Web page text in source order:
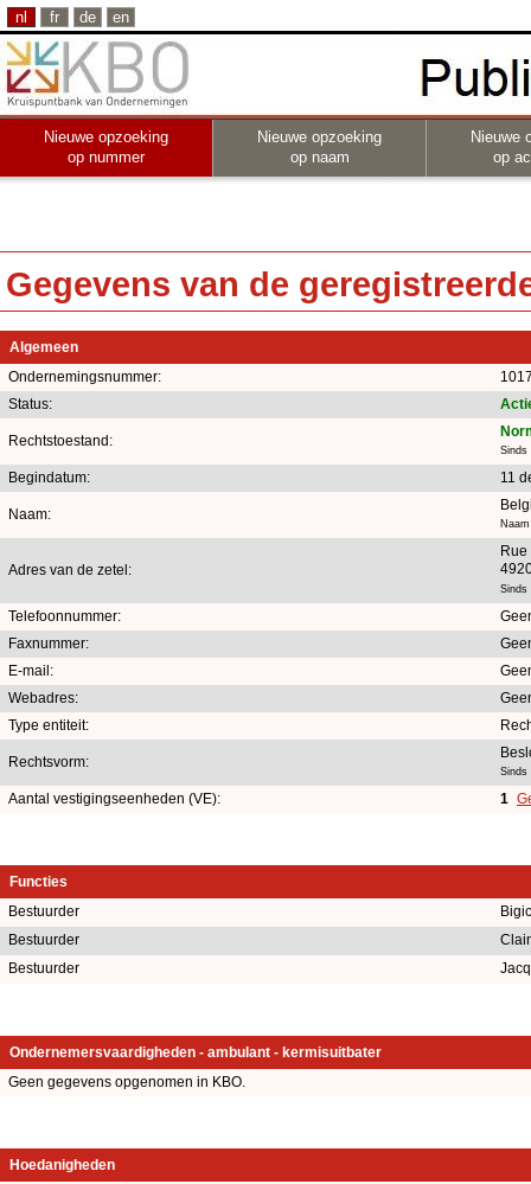
nl fr de en
Nieuwe opzoeking
op nummer
Nieuwe opzoeking
op naam
Nieuwe
op
Gegevens van de
Algemeen
Ondernemingsnummer:
Status:
Rechtstoestand:
Sinds
Begindatum: 11
Naam:
Adres van de zetel:
Rue
Sinds
Telefoonnummer:
Faxnummer:
E-mail:
Webadres:
Type entiteit:
Rechtsvorm:
Sinds
Aantal vestigingseenheden (VE): 1
Functies
Bestuurder
Bestuurder
Bestuurder
Ondernemersvaardigheden - ambulant - kermisuitbater
Geen gegevens opgenomen in KBO.
Hoedanigheden